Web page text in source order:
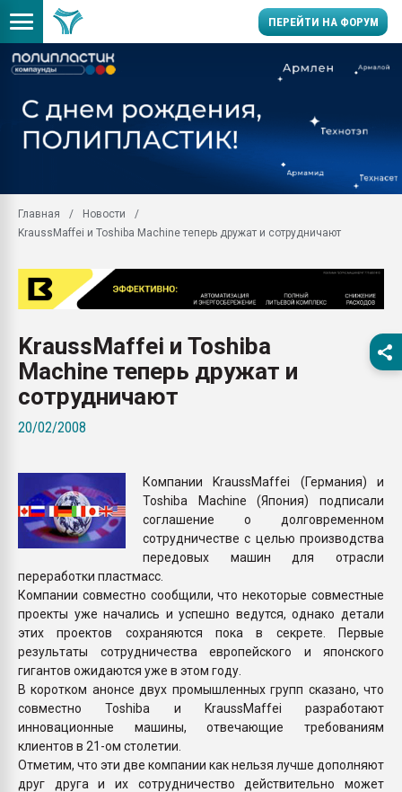
ПЕРЕЙТИ НА ФОРУМ
пластмасс
ситуацией на
Продам отходы
поликарбоната и АБС-
26.07.2022 "Сибирский
намного дороже
Главная
Новости
KraussMaffei и Toshiba Machine теперь дружат и сотрудничают
KraussMaffei и Toshiba
Machine теперь дружат и
сотрудничают
20/02/2008
Компании KraussMaffei (Германия) и
Toshiba Machine (Япония) подписали
соглашение о долговременном
сотрудничестве с целью производства
передовых машин для отрасли
переработки пластмасс.
Компании совместно сообщили, что некоторые совместные
проекты уже начались и успешно ведутся, однако детали
этих проектов сохраняются пока в секрете. Первые
результаты сотрудничества европейского и японского
гигантов ожидаются уже в этом году.
В коротком анонсе двух промышленных групп сказано, что
совместно Toshiba и KraussMaffei разработают
инновационные машины, отвечающие требованиям
клиентов в 21-ом столетии.
Отметим, что эти две компании как нельзя лучше дополняют
друг друга и их сотрудничество действительно может